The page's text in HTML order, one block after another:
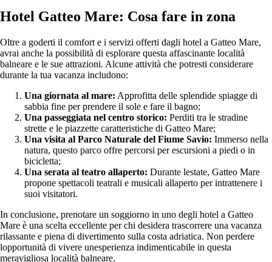
Hotel Gatteo Mare: Cosa fare in zona
Oltre a goderti il comfort e i servizi offerti dagli hotel a Gatteo Mare,
avrai anche la possibilità di esplorare questa affascinante località
balneare e le sue attrazioni. Alcune attività che potresti considerare
durante la tua vacanza includono:
Una giornata al mare: Approfitta delle splendide spiagge di
sabbia fine per prendere il sole e fare il bagno;
Una passeggiata nel centro storico: Perditi tra le stradine
strette e le piazzette caratteristiche di Gatteo Mare;
Una visita al Parco Naturale del Fiume Savio: Immerso nella
natura, questo parco offre percorsi per escursioni a piedi o in
bicicletta;
Una serata al teatro allaperto: Durante lestate, Gatteo Mare
propone spettacoli teatrali e musicali allaperto per intrattenere i
suoi visitatori.
In conclusione, prenotare un soggiorno in uno degli hotel a Gatteo
Mare è una scelta eccellente per chi desidera trascorrere una vacanza
rilassante e piena di divertimento sulla costa adriatica. Non perdere
lopportunità di vivere unesperienza indimenticabile in questa
meravigliosa località balneare.